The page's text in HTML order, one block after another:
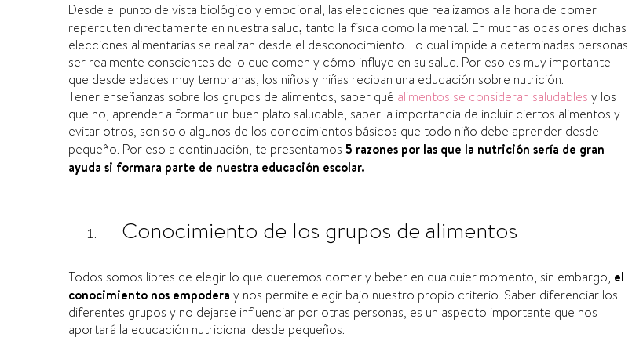
Desde el punto de vista biológico y emocional, las elecciones que realizamos a la hora de comer
repercuten directamente en nuestra salud, tanto la física como la mental. En muchas ocasiones dichas
elecciones alimentarias se realizan desde el desconocimiento. Lo cual impide a determinadas personas
ser realmente conscientes de lo que comen y cómo influye en su salud. Por eso es muy importante
que desde edades muy tempranas, los niños y niñas reciban una educación sobre nutrición.
Tener enseñanzas sobre los grupos de alimentos, saber qué alimentos se consideran saludables y los
que no, aprender a formar un buen plato saludable, saber la importancia de incluir ciertos alimentos y
evitar otros, son solo algunos de los conocimientos básicos que todo niño debe aprender desde
pequeño. Por eso a continuación, te presentamos 5 razones por las que la nutrición sería de gran
ayuda si formara parte de nuestra educación escolar.
Conocimiento de los grupos de alimentos
Todos somos libres de elegir lo que queremos comer y beber en cualquier momento, sin embargo, el
conocimiento nos empodera y nos permite elegir bajo nuestro propio criterio. Saber diferenciar los
diferentes grupos y no dejarse influenciar por otras personas, es un aspecto importante que nos
aportará la educación nutricional desde pequeños.